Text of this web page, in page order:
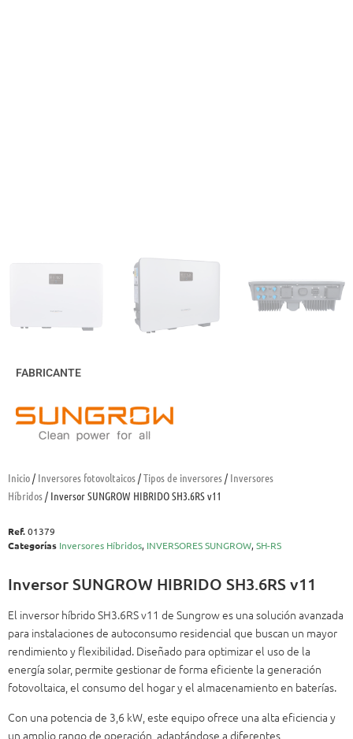
Inicio/ Inversores fotovoltaicos/Tipos de inversores/ Inversores
Híbridos/ Inversor SUNGROW HIBRIDO SH3.6RS v11
Ref.01379
Categorías Inversores Híbridos, INVERSORES SUNGROW,SH-RS
Inversor SUNGROW HIBRIDO SH3.6RS v11
El inversor híbrido SH3.6RS v11 de Sungrow es una solución avanzada
para instalaciones de autoconsumo residencial que buscan un mayor
rendimiento y flexibilidad. Diseñado para optimizar el uso de la
energía solar, permite gestionar de forma eficiente la generación
fotovoltaica, el consumo del hogar y el almacenamiento en baterías.
Con una potencia de 3,6 kW, este equipo ofrece una alta eficiencia y
un amplio rango de operación, adaptándose a diferentes
FABRICANTE